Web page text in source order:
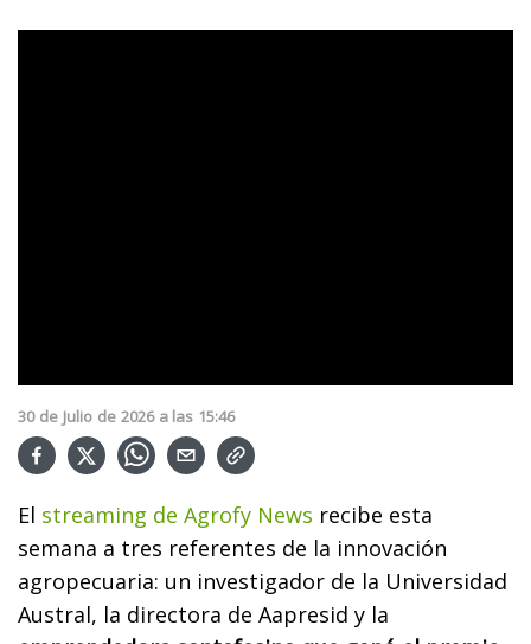
30 de Julio de 2026 a las 15:46
El streaming de Agrofy News recibe esta
semana a tres referentes de la innovación
agropecuaria: un investigador de la Universidad
Austral, la directora de Aapresid y la